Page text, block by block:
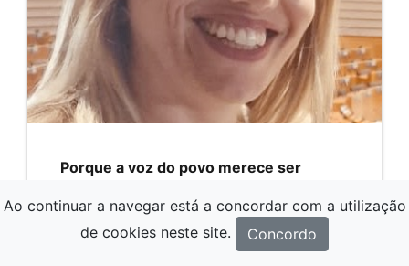
Porque a voz do povo merece ser
Ao continuar a navegar está a concordar com a utilização
de cookies neste site.
Concordo